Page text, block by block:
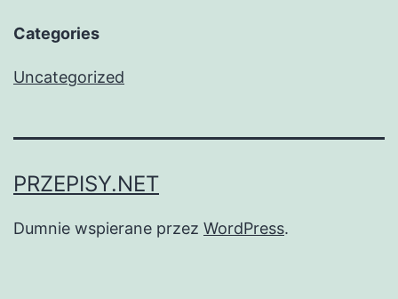
Categories
Uncategorized
PRZEPISY.NET
Dumnie wspierane przez WordPress.